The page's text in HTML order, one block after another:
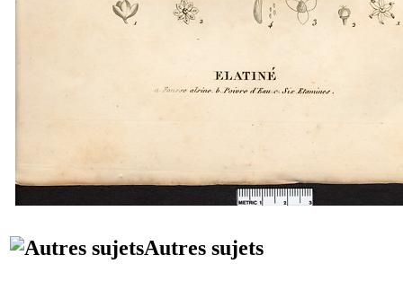
Autres sujets